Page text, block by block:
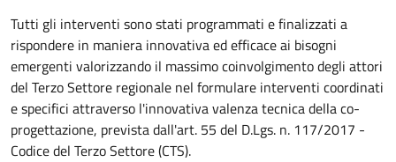
Tutti gli interventi sono stati programmati e finalizzati a
rispondere in maniera innovativa ed efficace ai bisogni
emergenti valorizzando il massimo coinvolgimento degli attori
del Terzo Settore regionale nel formulare interventi coordinati
e specifici attraverso l'innovativa valenza tecnica della co-
progettazione, prevista dall'art. 55 del D.Lgs. n. 117/2017 -
Codice del Terzo Settore (CTS).